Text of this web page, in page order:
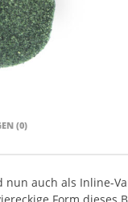
(0)
nun auch als Inline-